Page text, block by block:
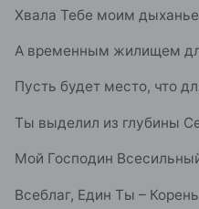
Хвала Тебе моим
А временным жилищем
Пусть будет место, что
Ты выделил из глубины
Мой Господин
Всеблаг, Един Ты –